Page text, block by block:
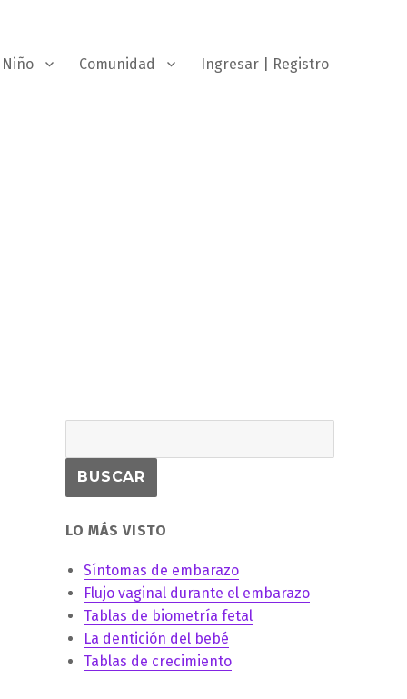
Niño Comunidad Ingresar | Registro
LO MÁS VISTO
Síntomas de embarazo
Flujo vaginal durante el embarazo
Tablas de biometría fetal
La dentición del bebé
Tablas de crecimiento